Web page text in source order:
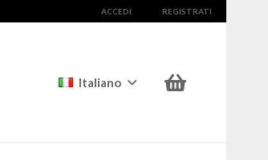
ACCEDI REGISTRATI
Italiano